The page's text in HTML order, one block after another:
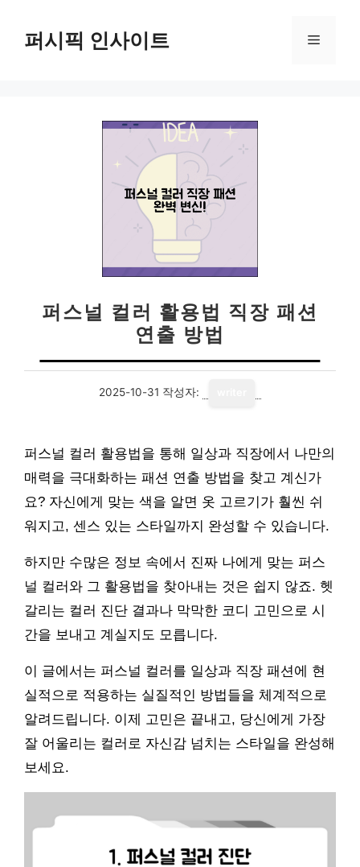
퍼시픽 인사이트 메
퍼스널 컬러 활용법 직장 패션
연출 방법
2025-10-31 작성자:
퍼스널 컬러 활용법을 통해 일상과 직장에서 나만의
매력을 극대화하는 패션 연출 방법을 찾고 계신가
요? 자신에게 맞는 색을 알면 옷 고르기가 훨씬 쉬
워지고, 센스 있는 스타일까지 완성할 수 있습니다.
하지만 수많은 정보 속에서 진짜 나에게 맞는 퍼스
널 컬러와 그 활용법을 찾아내는 것은 쉽지 않죠. 헷
갈리는 컬러 진단 결과나 막막한 코디 고민으로 시
간을 보내고 계실지도 모릅니다.
이 글에서는 퍼스널 컬러를 일상과 직장 패션에 현
실적으로 적용하는 실질적인 방법들을 체계적으로
알려드립니다. 이제 고민은 끝내고, 당신에게 가장
잘 어울리는 컬러로 자신감 넘치는 스타일을 완성해
보세요.